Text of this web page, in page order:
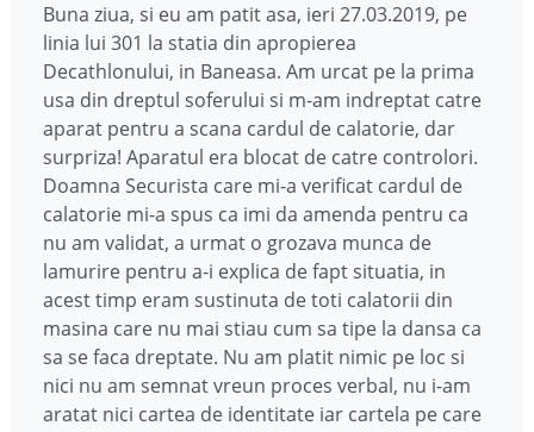
Buna ziua, si eu am patit asa, ieri 27.03.2019, pe
linia lui 301 la statia din apropierea
Decathlonului, in Baneasa. Am urcat pe la prima
usa din dreptul soferului si m-am indreptat catre
aparat pentru a scana cardul de calatorie, dar
surpriza! Aparatul era blocat de catre controlori.
Doamna Securista care mi-a verificat cardul de
calatorie mi-a spus ca imi da amenda pentru ca
nu am validat, a urmat o grozava munca de
lamurire pentru a-i explica de fapt situatia, in
acest timp eram sustinuta de toti calatorii din
masina care nu mai stiau cum sa tipe la dansa ca
sa se faca dreptate. Nu am platit nimic pe loc si
nici nu am semnat vreun proces verbal, nu i-am
aratat nici cartea de identitate iar cartela pe care